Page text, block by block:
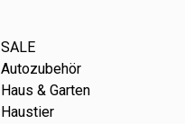
SALE
Autozubehör
Haus & Garten
Haustier